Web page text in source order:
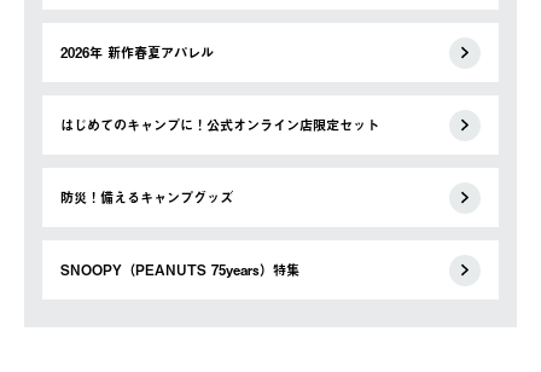
2026年 新作春夏アパレル
はじめてのキャンプに！公式オンライン店限定セット
防災！備えるキャンプグッズ
SNOOPY（PEANUTS 75years）特集